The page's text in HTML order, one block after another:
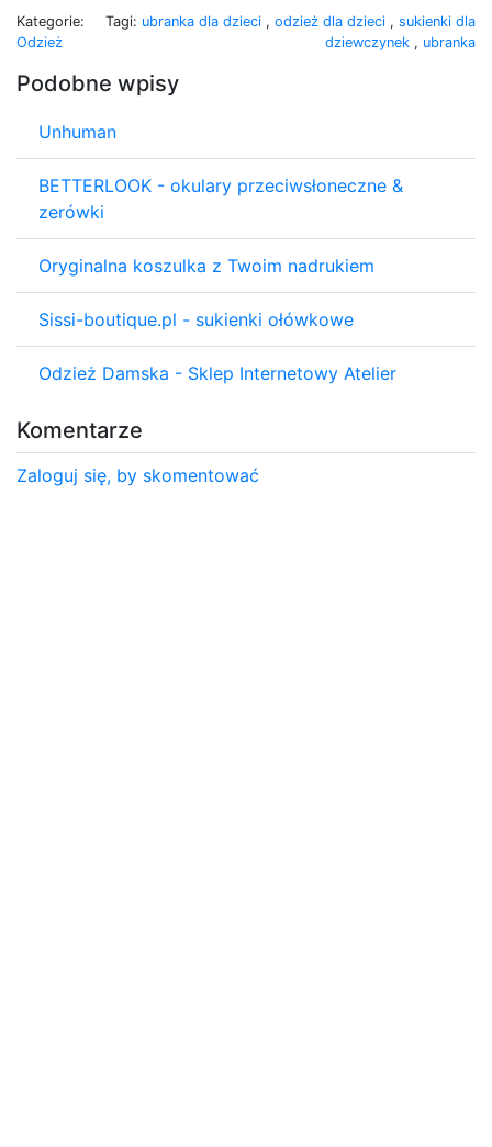
Kategorie:
Odzież
Tagi: ubranka dla dzieci , odzież dla dzieci , sukienki dla
dziewczynek , ubranka
Podobne wpisy
Unhuman
BETTERLOOK - okulary przeciwsłoneczne &
zerówki
Oryginalna koszulka z Twoim nadrukiem
Sissi-boutique.pl - sukienki ołówkowe
Odzież Damska - Sklep Internetowy Atelier
Komentarze
Zaloguj się, by skomentować